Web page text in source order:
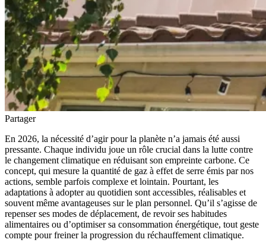
Partager
En 2026, la nécessité d’agir pour la planète n’a jamais été aussi
pressante. Chaque individu joue un rôle crucial dans la lutte contre
le changement climatique en réduisant son empreinte carbone. Ce
concept, qui mesure la quantité de gaz à effet de serre émis par nos
actions, semble parfois complexe et lointain. Pourtant, les
adaptations à adopter au quotidien sont accessibles, réalisables et
souvent même avantageuses sur le plan personnel. Qu’il s’agisse de
repenser ses modes de déplacement, de revoir ses habitudes
alimentaires ou d’optimiser sa consommation énergétique, tout geste
compte pour freiner la progression du réchauffement climatique.